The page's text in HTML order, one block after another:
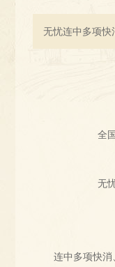
无忧连中多项快
全
无
连中多项快